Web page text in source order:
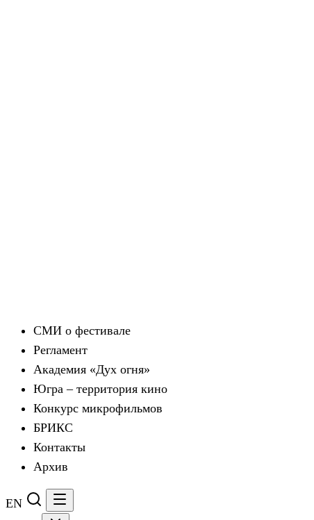
СМИ о фестивале
Регламент
Академия «Дух огня»
Югра – территория кино
Конкурс микрофильмов
БРИКС
Контакты
Архив
EN